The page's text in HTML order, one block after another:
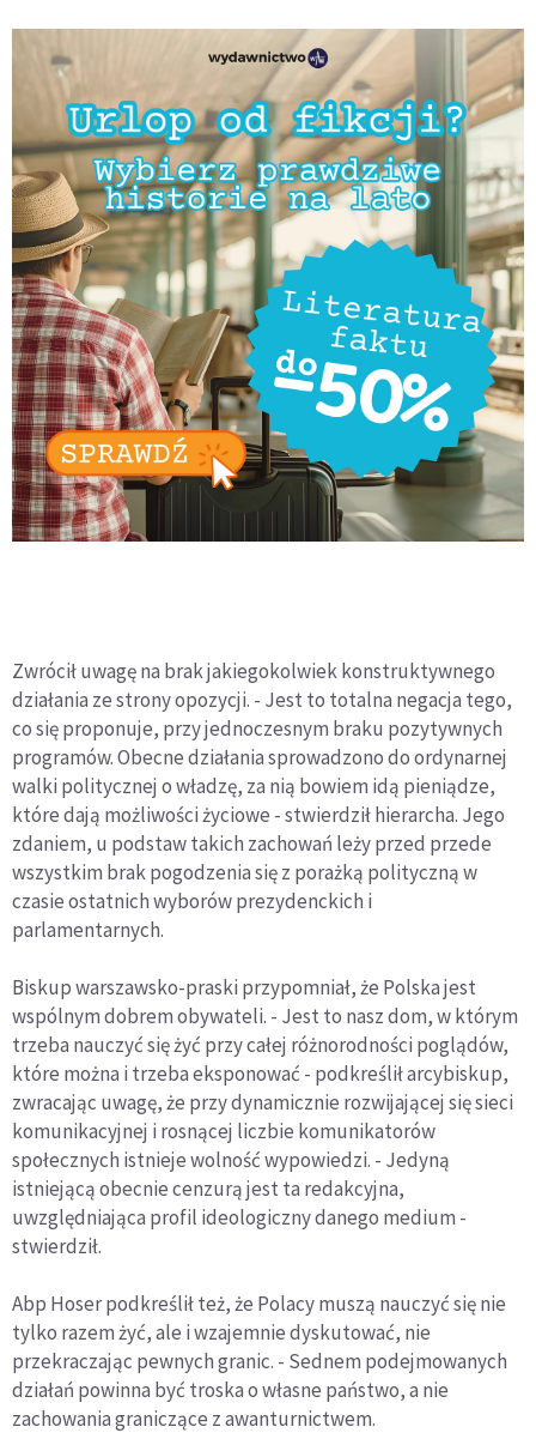
Zwrócił uwagę na brak jakiegokolwiek konstruktywnego
działania ze strony opozycji. - Jest to totalna negacja tego,
co się proponuje, przy jednoczesnym braku pozytywnych
programów. Obecne działania sprowadzono do ordynarnej
walki politycznej o władzę, za nią bowiem idą pieniądze,
które dają możliwości życiowe - stwierdził hierarcha. Jego
zdaniem, u podstaw takich zachowań leży przed przede
wszystkim brak pogodzenia się z porażką polityczną w
czasie ostatnich wyborów prezydenckich i
parlamentarnych.
Biskup warszawsko-praski przypomniał, że Polska jest
wspólnym dobrem obywateli. - Jest to nasz dom, w którym
trzeba nauczyć się żyć przy całej różnorodności poglądów,
które można i trzeba eksponować - podkreślił arcybiskup,
zwracając uwagę, że przy dynamicznie rozwijającej się sieci
komunikacyjnej i rosnącej liczbie komunikatorów
społecznych istnieje wolność wypowiedzi. - Jedyną
istniejącą obecnie cenzurą jest ta redakcyjna,
uwzględniająca profil ideologiczny danego medium -
stwierdził.
Abp Hoser podkreślił też, że Polacy muszą nauczyć się nie
tylko razem żyć, ale i wzajemnie dyskutować, nie
przekraczając pewnych granic. - Sednem podejmowanych
działań powinna być troska o własne państwo, a nie
zachowania graniczące z awanturnictwem.